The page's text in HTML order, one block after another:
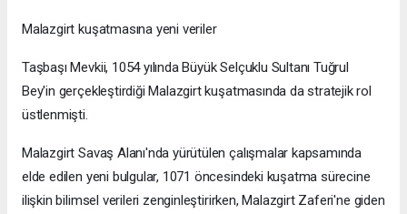
Malazgirt kuşatmasına yeni veriler
Taşbaşı Mevkii, 1054 yılında Büyük Selçuklu Sultanı Tuğrul
Bey'in gerçekleştirdiği Malazgirt kuşatmasında da stratejik rol
üstlenmişti.
Malazgirt Savaş Alanı'nda yürütülen çalışmalar kapsamında
elde edilen yeni bulgular, 1071 öncesindeki kuşatma sürecine
ilişkin bilimsel verileri zenginleştirirken, Malazgirt Zaferi'ne giden